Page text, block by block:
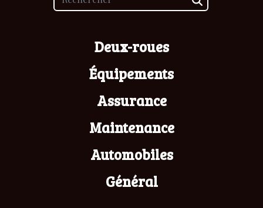
Deux-roues
Équipements
Assurance
Maintenance
Automobiles
Général